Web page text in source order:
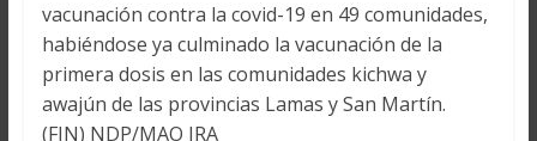
vacunación contra la covid-19 en 49 comunidades,
habiéndose ya culminado la vacunación de la
primera dosis en las comunidades kichwa y
awajún de las provincias Lamas y San Martín.
(FIN) NDP/MAO JRA